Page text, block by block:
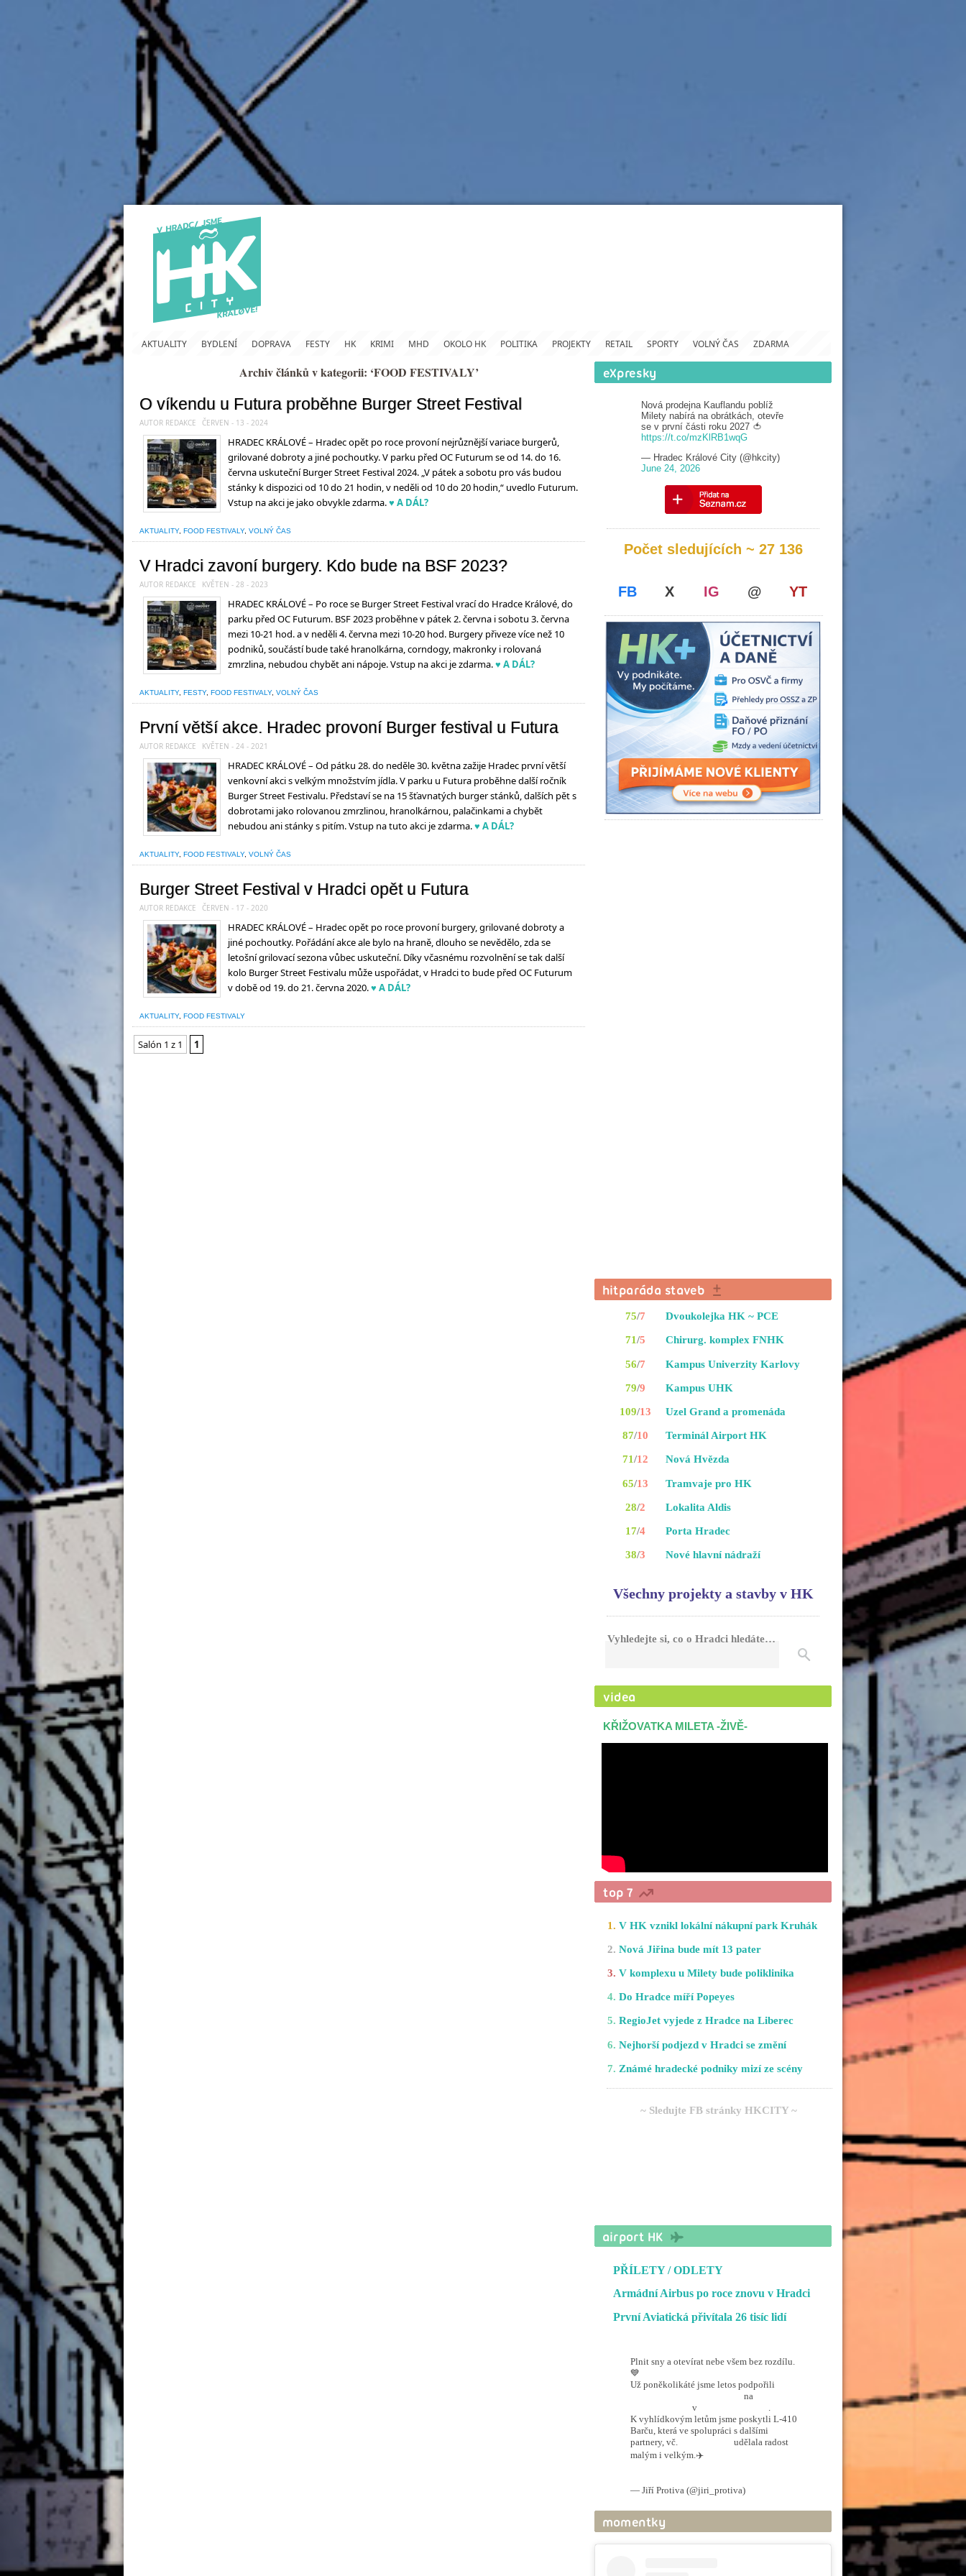
AKTUALITY BYDLENÍ DOPRAVA FESTY HK KRIMI MHD OKOLO HK POLITIKA PROJEKTY RETAIL SPORTY VOLNÝ ČAS ZDARMA
Archiv článků v kategorii: ‘FOOD FESTIVALY’
O víkendu u Futura proběhne Burger Street Festival
AUTOR REDAKCE ČERVEN - 13 - 2024
HRADEC KRÁLOVÉ – Hradec opět po roce provoní nejrůznější variace burgerů,
grilované dobroty a jiné pochoutky. V parku před OC Futurum se od 14. do 16.
června uskuteční Burger Street Festival 2024. „V pátek a sobotu pro vás budou
stánky k dispozici od 10 do 21 hodin, v neděli od 10 do 20 hodin,“ uvedlo Futurum.
Vstup na akci je jako obvykle zdarma.♥ A DÁL?
AKTUALITY, FOOD FESTIVALY, VOLNÝ ČAS
V Hradci zavoní burgery. Kdo bude na BSF 2023?
AUTOR REDAKCE KVĚTEN - 28 - 2023
HRADEC KRÁLOVÉ – Po roce se Burger Street Festival vrací do Hradce Králové, do
parku před OC Futurum. BSF 2023 proběhne v pátek 2. června i sobotu 3. června
mezi 10-21 hod. a v neděli 4. června mezi 10-20 hod. Burgery přiveze více než 10
podniků, součástí bude také hranolkárna, corndogy, makronky i rolovaná
zmrzlina, nebudou chybět ani nápoje. Vstup na akci je zdarma.♥ A DÁL?
AKTUALITY, FESTY, FOOD FESTIVALY, VOLNÝ ČAS
První větší akce. Hradec provoní Burger festival u Futura
AUTOR REDAKCE KVĚTEN - 24 - 2021
HRADEC KRÁLOVÉ – Od pátku 28. do neděle 30. května zažije Hradec první větší
venkovní akci s velkým množstvím jídla. V parku u Futura proběhne další ročník
Burger Street Festivalu. Představí se na 15 šťavnatých burger stánků, dalších pět s
dobrotami jako rolovanou zmrzlinou, hranolkárnou, palačinkami a chybět
nebudou ani stánky s pitím. Vstup na tuto akci je zdarma.♥ A DÁL?
AKTUALITY, FOOD FESTIVALY, VOLNÝ ČAS
Burger Street Festival v Hradci opět u Futura
AUTOR REDAKCE ČERVEN - 17 - 2020
HRADEC KRÁLOVÉ – Hradec opět po roce provoní burgery, grilované dobroty a
jiné pochoutky. Pořádání akce ale bylo na hraně, dlouho se nevědělo, zda se
letošní grilovací sezona vůbec uskuteční. Díky včasnému rozvolnění se tak další
kolo Burger Street Festivalu může uspořádat, v Hradci to bude před OC Futurum
v době od 19. do 21. června 2020.♥ A DÁL?
AKTUALITY, FOOD FESTIVALY
Salón 1 z 1 1
Nová prodejna Kauflandu poblíž
Milety nabírá na obrátkách, otevře
se v první části roku 2027 🍅
https://t.co/mzKlRB1wqG
— Hradec Králové City (@hkcity)
June 24, 2026
Počet sledujících ~ 27 136
FB X IG @ YT
75/7
71/5
56/7
79/9
109/13
87/10
71/12
65/13
28/2
17/4
38/3
Dvoukolejka HK ~ PCE
Chirurg. komplex FNHK
Kampus Univerzity Karlovy
Kampus UHK
Uzel Grand a promenáda
Terminál Airport HK
Nová Hvězda
Tramvaje pro HK
Lokalita Aldis
Porta Hradec
Nové hlavní nádraží
Všechny projekty a stavby v HK
Vyhledejte si, co o Hradci hledáte…
KŘIŽOVATKA MILETA -ŽIVĚ-
1. V HK vznikl lokální nákupní park Kruhák
2. Nová Jiřina bude mít 13 pater
3. V komplexu u Milety bude poliklinika
4. Do Hradce míří Popeyes
5. RegioJet vyjede z Hradce na Liberec
6. Nejhorší podjezd v Hradci se změní
7. Známé hradecké podniky mizí ze scény
~ Sledujte FB stránky HKCITY ~
PŘÍLETY / ODLETY
Armádní Airbus po roce znovu v Hradci
První Aviatická přivítala 26 tisíc lidí
Plnit sny a otevírat nebe všem bez rozdílu.
💙
Už poněkolikáté jsme letos podpořili
na
v
.
K vyhlídkovým letům jsme poskytli L-410
Barču, která ve spolupráci s dalšími
partnery, vč.
udělala radost
malým i velkým.✈️
— Jiří Protiva (@jiri_protiva)